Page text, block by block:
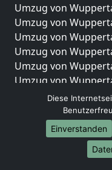
Umzug von
Umzug von
Umzug von
Umzug von
Umzug von
Umzug von
Umzug von
Umzug von
Umzug von
Umzug von
Umzug von
Diese
Einverstanden